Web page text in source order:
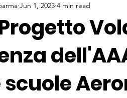
scuole
Jun 1, 2023 4 min read